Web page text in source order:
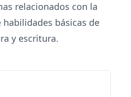
relacionados con la
básicas de
y escritura.